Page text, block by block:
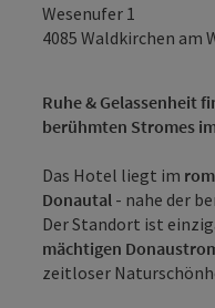
Wesenufer 1
4085 Waldkirchen am
Ruhe & Gelassenheit
berühmten Stromes
Das Hotel liegt im
Donautal - nahe der
Der Standort ist
mächtigen
zeitloser